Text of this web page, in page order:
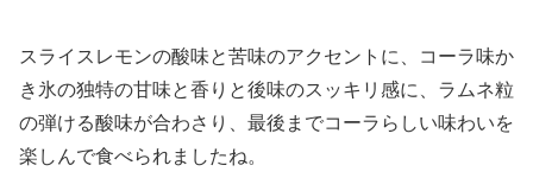
スライスレモンの酸味と苦味のアクセントに、コーラ味か
き氷の独特の甘味と香りと後味のスッキリ感に、ラムネ粒
の弾ける酸味が合わさり、最後までコーラらしい味わいを
楽しんで食べられましたね。